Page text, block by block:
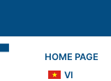
HOME PAGE
VI